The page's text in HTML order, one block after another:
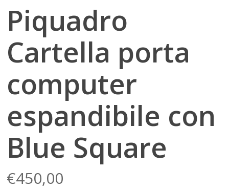
Piquadro
Cartella porta
computer
espandibile con
Blue Square
€450,00